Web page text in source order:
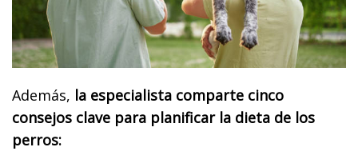
Además, la especialista comparte cinco
consejos clave para planificar la dieta de los
perros: